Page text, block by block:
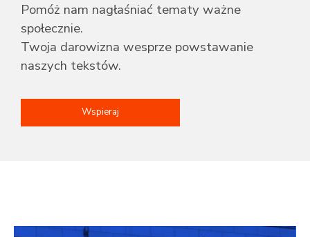
Pomóż nam nagłaśniać tematy ważne
społecznie.
Twoja darowizna wesprze powstawanie
naszych tekstów.
Wspieraj